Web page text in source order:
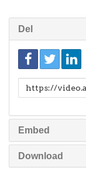
Del
Link
Embed
Download